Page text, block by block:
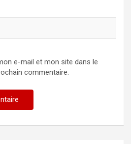
e-mail et mon site dans le
commentaire.